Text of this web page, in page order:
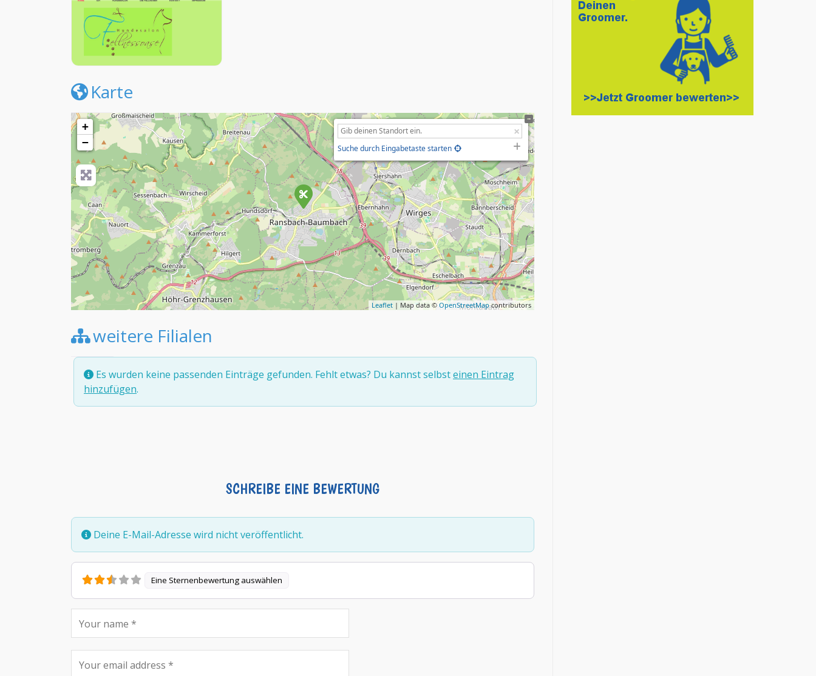
Karte
+
−
Suche durch Eingabetaste starten
Leaflet | Map data ©OpenStreetMapcontributors
weitere Filialen
Es wurden keine passenden Einträge gefunden. Fehlt etwas? Du kannst selbsteinen Eintrag
hinzufügen.
SCHREIBE EINE BEWERTUNG
Deine E-Mail-Adresse wird nicht veröffentlicht.
Eine Sternenbewertung auswählen